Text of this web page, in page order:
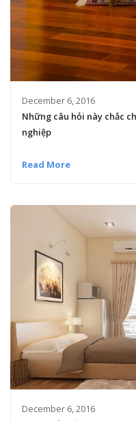
December 6, 2016
Những câu hỏi này chắc
nghiệp
Read More
December 6, 2016